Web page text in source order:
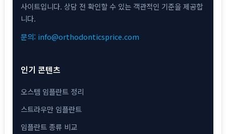
사이트입니다. 상담 전 확인할 수 있는 객관적인 기준을 제공합
니다.
문의: info@orthodonticsprice.com
인기 콘텐츠
오스템 임플란트 정리
스트라우만 임플란트
임플란트 종류 비교